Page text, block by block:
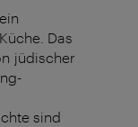
Das
jüdischer
sind